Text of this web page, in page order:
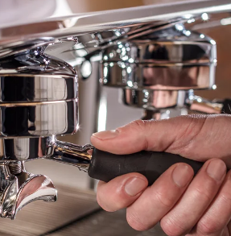
unsere Angebote
EN